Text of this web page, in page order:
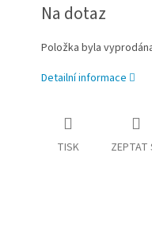
cena:
Na dotaz
Položka byla
Detailní informace
TISK ZEPTAT